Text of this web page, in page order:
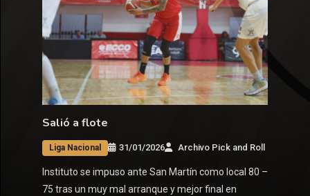
Salió a flote
Liga Nacional 31/01/2026 Archivo Pick and Roll
Instituto se impuso ante San Martín como local 80 –
75 tras un muy mal arranque y mejor final en